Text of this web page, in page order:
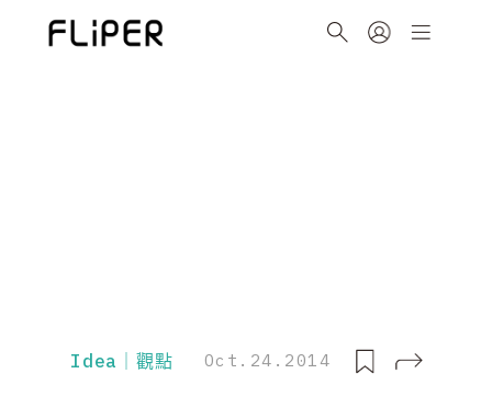
Idea｜觀點 Oct.24.2014